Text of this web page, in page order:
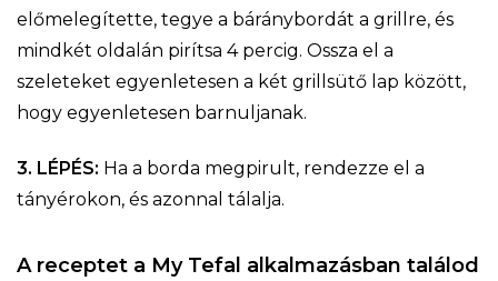
előmelegítette, tegye a báránybordát a grillre, és
mindkét oldalán pirítsa 4 percig. Ossza el a
szeleteket egyenletesen a két grillsütő lap között,
hogy egyenletesen barnuljanak.
3. LÉPÉS: Ha a borda megpirult, rendezze el a
tányérokon, és azonnal tálalja.
A receptet a My Tefal alkalmazásban találod